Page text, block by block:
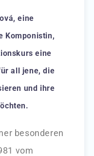
eine
Komponistin,
eine
all jene, die
und ihre
besonderen
vom